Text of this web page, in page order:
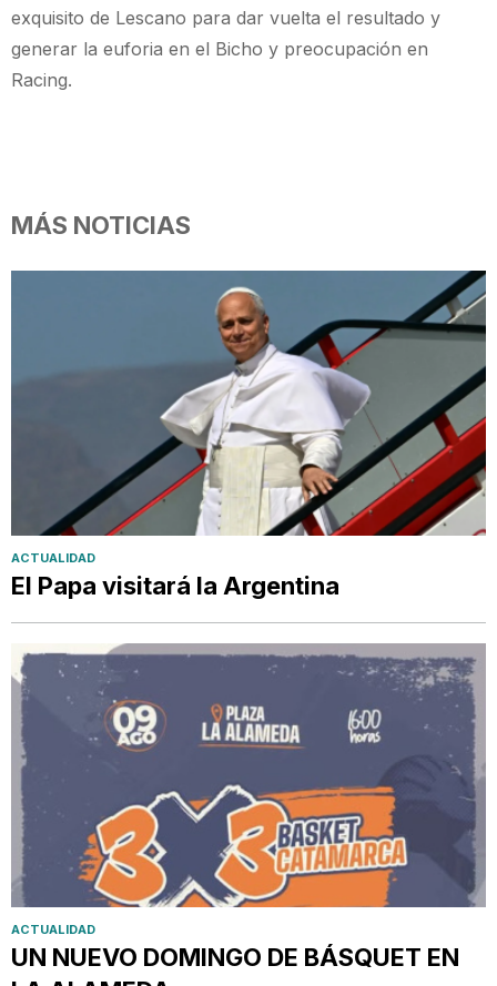
exquisito de Lescano para dar vuelta el resultado y
generar la euforia en el Bicho y preocupación en
Racing.
MÁS NOTICIAS
ACTUALIDAD
El Papa visitará la Argentina
ACTUALIDAD
UN NUEVO DOMINGO DE BÁSQUET EN